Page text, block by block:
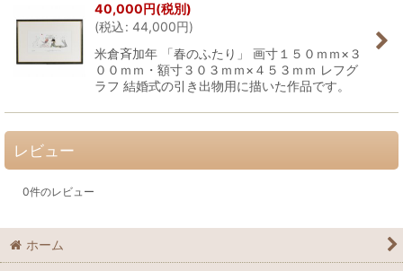
40,000円(税別)
(税込: 44,000円)
米倉斉加年 「春のふたり」 画寸１５０ｍｍ×３
００ｍｍ・額寸３０３ｍｍ×４５３ｍｍ レフグ
ラフ 結婚式の引き出物用に描いた作品です。
レビュー
0件のレビュー
ホーム